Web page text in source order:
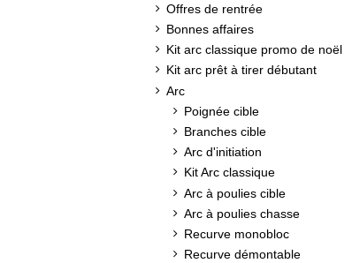
Offres de rentrée
Bonnes affaires
Kit arc classique promo de noël
Kit arc prêt à tirer débutant
Arc
Poignée cible
Branches cible
Arc d'initiation
Kit Arc classique
Arc à poulies cible
Arc à poulies chasse
Recurve monobloc
Recurve démontable